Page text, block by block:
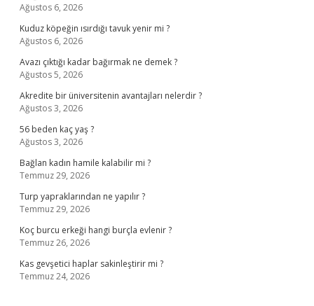
Ağustos 6, 2026
Kuduz köpeğin ısırdığı tavuk yenir mi ?
Ağustos 6, 2026
Avazı çıktığı kadar bağırmak ne demek ?
Ağustos 5, 2026
Akredite bir üniversitenin avantajları nelerdir ?
Ağustos 3, 2026
56 beden kaç yaş ?
Ağustos 3, 2026
Bağlan kadın hamile kalabilir mi ?
Temmuz 29, 2026
Turp yapraklarından ne yapılır ?
Temmuz 29, 2026
Koç burcu erkeği hangi burçla evlenir ?
Temmuz 26, 2026
Kas gevşetici haplar sakinleştirir mi ?
Temmuz 24, 2026